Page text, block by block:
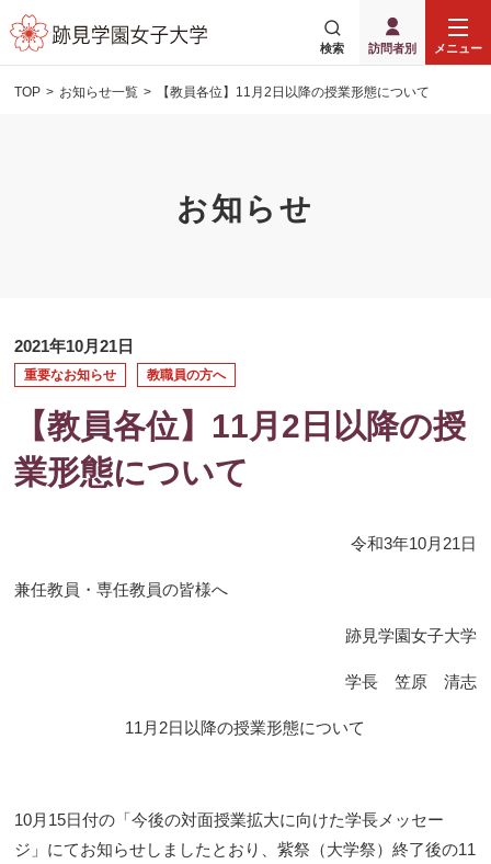
検索 訪問者別 メニュー
TOP お知らせ一覧 【教員各位】11月2日以降の授業形態について
お知らせ
2021年10月21日
重要なお知らせ 教職員の方へ
【教員各位】11月2日以降の授
業形態について
令和3年10月21日
兼任教員・専任教員の皆様へ
跡見学園女子大学
学長 笠原 清志
11月2日以降の授業形態について
10月15日付の「今後の対面授業拡大に向けた学長メッセー
ジ」にてお知らせしましたとおり、紫祭（大学祭）終了後の11